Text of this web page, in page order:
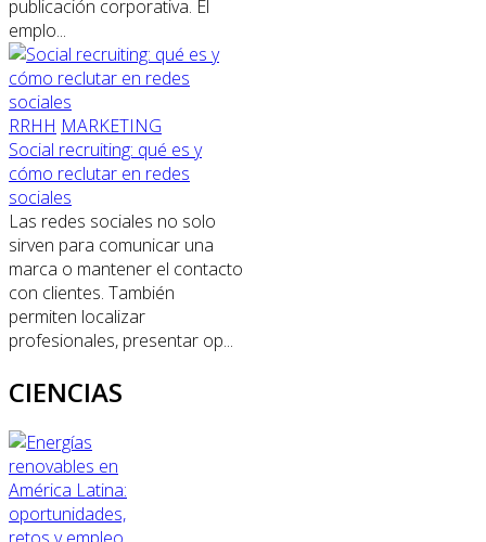
publicación corporativa. El
emplo...
RRHH MARKETING
Social recruiting: qué es y
cómo reclutar en redes
sociales
Las redes sociales no solo
sirven para comunicar una
marca o mantener el contacto
con clientes. También
permiten localizar
profesionales, presentar op...
CIENCIAS